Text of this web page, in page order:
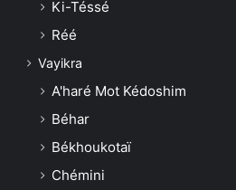
Ki-Téssé
Réé
Vayikra
A'haré Mot Kédoshim
Béhar
Békhoukotaï
Chémini